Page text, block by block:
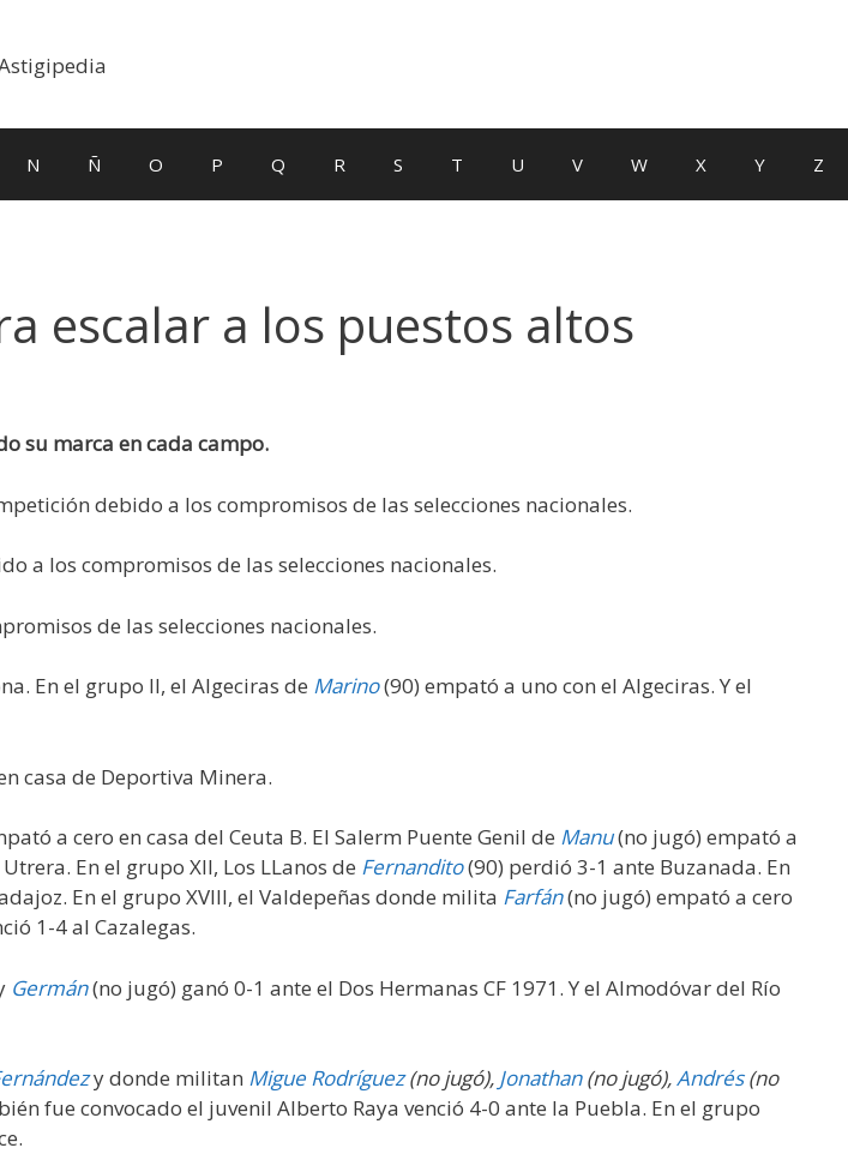
N Ñ O P Q R S T U V W X Y Z
escalar a los puestos altos
su marca en cada campo.
debido a los compromisos de las selecciones nacionales.
a los compromisos de las selecciones nacionales.
de las selecciones nacionales.
En el grupo II, el Algeciras de Marino(90) empató a uno con el Algeciras. Y el
casa de Deportiva Minera.
a cero en casa del Ceuta B. El Salerm Puente Genil de Manu(no jugó) empató a
En el grupo XII, Los LLanos de Fernandito(90) perdió 3-1 ante Buzanada. En
En el grupo XVIII, el Valdepeñas donde milita Farfán(no jugó) empató a cero
1-4 al Cazalegas.
Germán(no jugó) ganó 0-1 ante el Dos Hermanas CF 1971. Y el Almodóvar del Río
y donde militan Migue Rodríguez(no jugó), Jonathan(no jugó),Andrés(no
fue convocado el juvenil Alberto Raya venció 4-0 ante la Puebla. En el grupo